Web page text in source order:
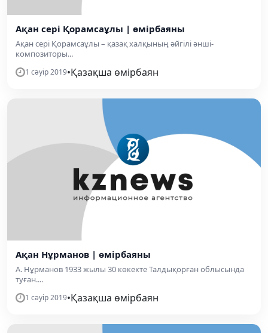
Ақан сері Қорамсаұлы | өмірбаяны
Ақан сері Қорамсаұлы – қазақ халқының әйгілі әнші-
композиторы...
1 сәуір 2019•Қазақша өмірбаян
Ақан Нұрманов | өмірбаяны
А. Нұрманов 1933 жылы 30 көкекте Талдықорған облысында
туған....
1 сәуір 2019•Қазақша өмірбаян